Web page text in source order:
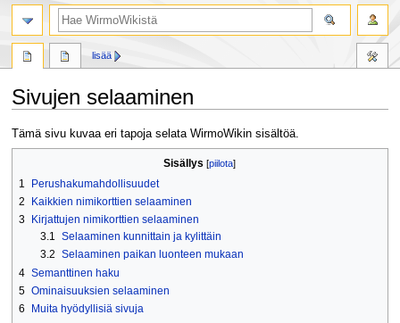
Sivujen selaaminen
Siirry
navigaatioon
Siirry
hakuun
Tämä sivu kuvaa eri tapoja selata WirmoWikin sisältöä.
Sisällys
1
Perushakumahdollisuudet
2
Kaikkien nimikorttien selaaminen
3
Kirjattujen nimikorttien selaaminen
3.1 Selaaminen kunnittain ja kylittäin
3.2 Selaaminen paikan luonteen mukaan
4 Semanttinen haku
5 Ominaisuuksien selaaminen
6
Muita hyödyllisiä sivuja
lisää
haku